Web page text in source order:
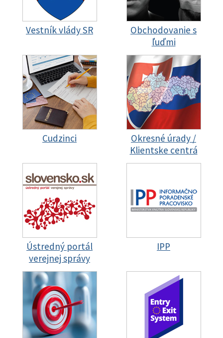
Vestník vlády SR
Obchodovanie s
ľuďmi
Cudzinci
Okresné úrady /
Klientske centrá
Ústredný portál
verejnej správy
IPP